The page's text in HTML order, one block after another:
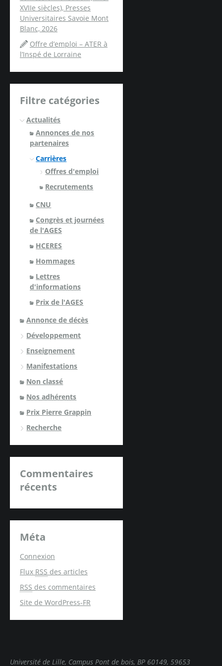
XVIIe siècles), Presses
Universitaires Savoie Mont
Blanc, 2026
Offre d’emploi – ATER à
l’Inspé de Lorraine
Filtre catégories
Actualités
Annonces de nos
partenaires
Carrières
Offres d'emploi
Recrutements
CNU
Congrès et journées
de l'AGES
HCERES
Hommages
Lettres
d'informations
Prix de l'AGES
Annonce de décès
Développement
Enseignement
Manifestations
Non classé
Nos adhérents
Prix Pierre Grappin
Recherche
Commentaires
récents
Méta
Connexion
Flux RSS des articles
RSS des commentaires
Site de WordPress-FR
Université de Lille, Campus Pont de bois, BP 60149, 59653